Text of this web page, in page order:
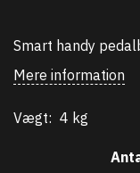
Smart handy
Mere information
Vægt: 4 kg